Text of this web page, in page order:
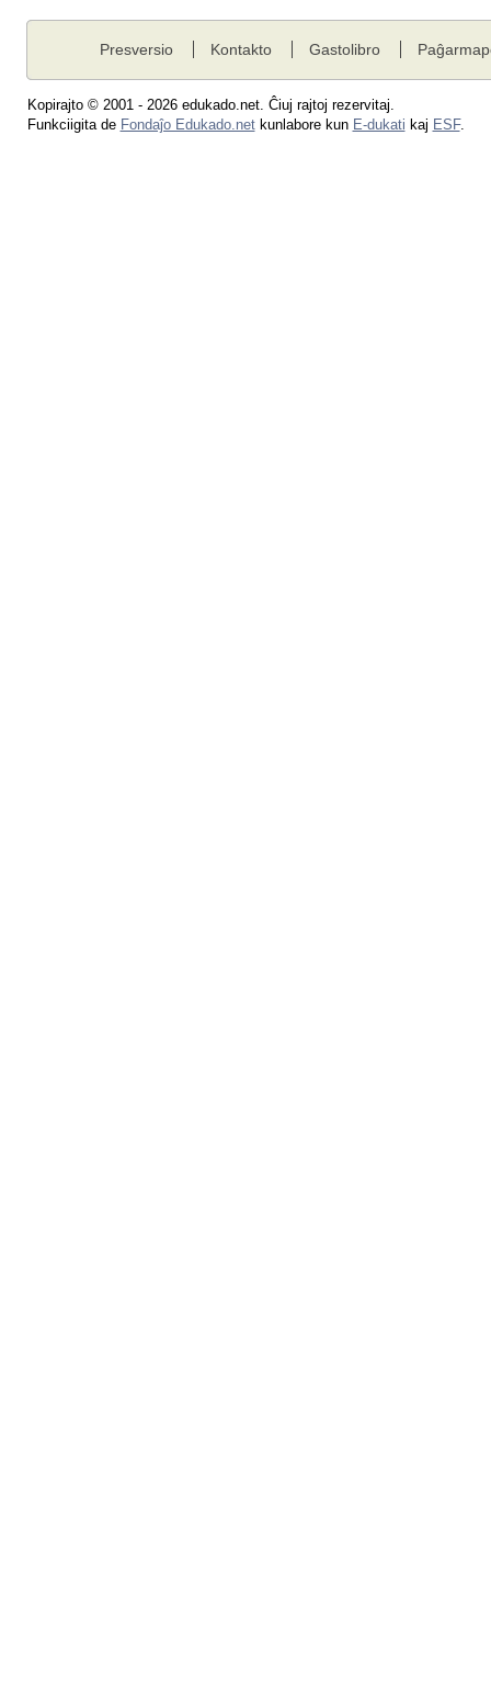
Presversio Kontakto Gastolibro
Kopirajto © 2001 - 2026 edukado.net. Ĉiuj rajtoj rezervitaj.
Funkciigita de Fondaĵo Edukado.netkunlabore kun E-dukati kaj ESF.